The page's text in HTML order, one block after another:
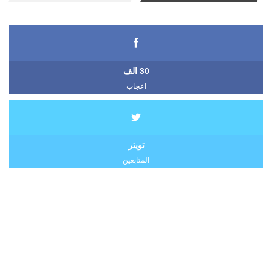
30 الف
اعجاب
تويتر
المتابعين